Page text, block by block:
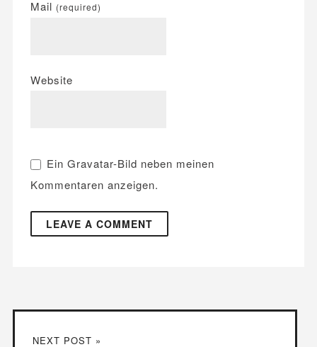
Mail (required)
Website
Ein Gravatar-Bild neben meinen
Kommentaren anzeigen.
NEXT POST »